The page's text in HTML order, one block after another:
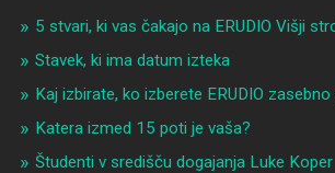
5 stvari, ki vas čakajo na ERUDIO Višji
Stavek, ki ima datum izteka
Kaj izbirate, ko izberete ERUDIO
Katera izmed 15 poti je vaša?
Študenti v središču dogajanja Luke Koper